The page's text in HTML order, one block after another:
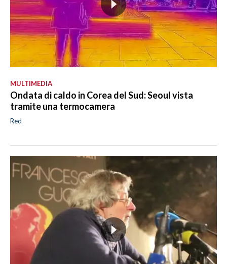
MULTIMEDIA
Ondata di caldo in Corea del Sud: Seoul vista
tramite una termocamera
Red